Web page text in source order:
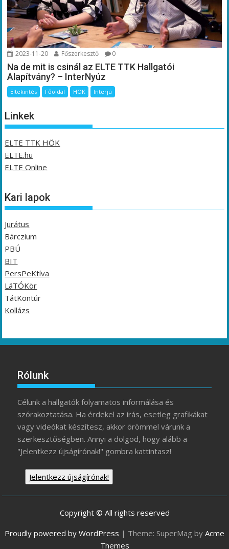
2023-11-20 Főszerkesztő 0
Na de mit is csinál az ELTE TTK Hallgatói
Alapítvány? – InterNyúz
Eltekintés Főoldal HÖK Interjú
Linkek
ELTE TTK HÖK
ELTE.hu
ELTE Online
Kari lapok
Jurátus
Bárczium
PBÚ
BIT
PersPeKtíva
LáTÓKör
TátKontúr
Kollázs
Rólunk
Célunk a hallgatók folyamatos informálása és
szórakoztatása. Ha érdekel az írás, esetleg grafikákat
vagy videókat készítesz, akkor örömmel várunk a
szerkesztőségben. Annyi a dolgod, hogy alább a
"Jelentkezz újságírónak!" gombra kattintasz!
Jelentkezz újságírónak!
Copyright © All rights reserved
Proudly powered by WordPress | Theme: SuperMag by Acme
Themes